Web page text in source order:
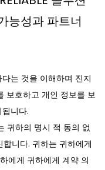
능성과 파트너
는 것을 이해하며 진지
보호하고 개인 정보를 보
니다.
귀하의 명시 적 동의 없
니다. 귀하는 귀하에게
에게 귀하에게 계약 의